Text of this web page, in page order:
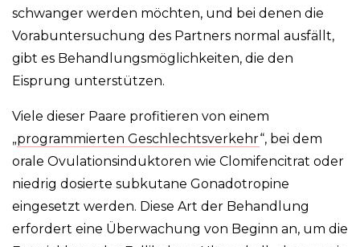
schwanger werden möchten, und bei denen die
Vorabuntersuchung des Partners normal ausfällt,
gibt es Behandlungsmöglichkeiten, die den
Eisprung unterstützen.
Viele dieser Paare profitieren von einem
„programmierten Geschlechtsverkehr“, bei dem
orale Ovulationsinduktoren wie Clomifencitrat oder
niedrig dosierte subkutane Gonadotropine
eingesetzt werden. Diese Art der Behandlung
erfordert eine Überwachung von Beginn an, um die